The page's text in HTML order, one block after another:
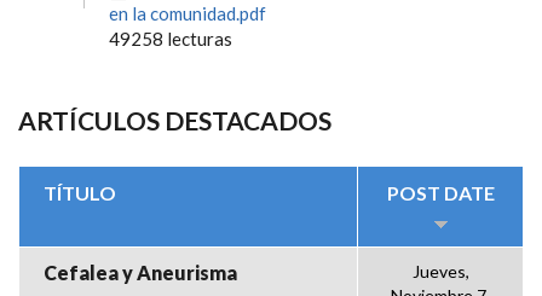
en la comunidad.pdf
49258 lecturas
ARTÍCULOS DESTACADOS
TÍTULO POST DATE
Cefalea y Aneurisma
Jueves,